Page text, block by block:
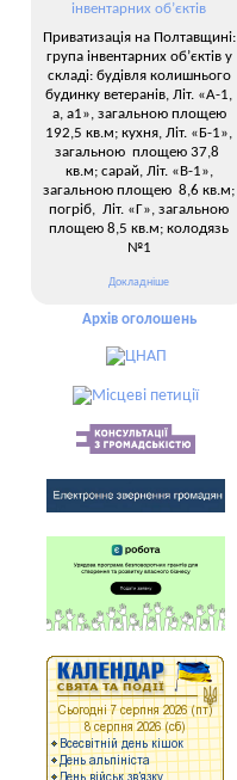
інвентарних об’єктів
Приватизація на Полтавщині:
група інвентарних об’єктів у
складі: будівля колишнього
будинку ветеранів, Літ. «А-1,
а, а1», загальною площею
192,5 кв.м; кухня, Літ. «Б-1»,
загальною площею 37,8
кв.м; сарай, Літ. «В-1»,
загальною площею 8,6 кв.м;
погріб, Літ. «Г», загальною
площею 8,5 кв.м; колодязь
№1
Докладніше
Архів оголошень